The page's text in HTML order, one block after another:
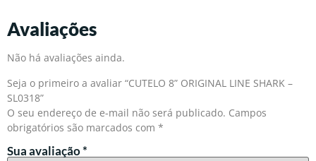
Avaliações
Não há avaliações ainda.
Seja o primeiro a avaliar “CUTELO 8” ORIGINAL LINE SHARK –
SL0318”
O seu endereço de e-mail não será publicado. Campos
obrigatórios são marcados com *
Sua avaliação*